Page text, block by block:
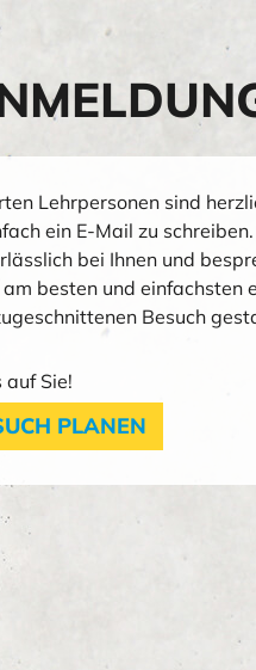
Lehrpersonen sind
ein E-Mail zu
bei Ihnen und
besten und einfachsten
Besuch
Sie!
PLANEN